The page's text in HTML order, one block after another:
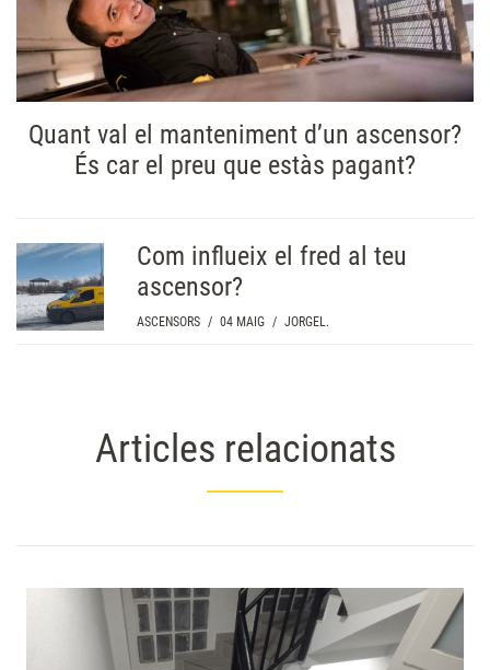
Quant val el manteniment d’un ascensor?
És car el preu que estàs pagant?
Com influeix el fred al teu
ascensor?
ASCENSORS / 04 MAIG / JORGEL.
Articles relacionats